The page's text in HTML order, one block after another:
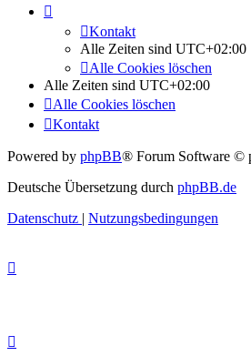
Kontakt
Alle Zeiten sind UTC+02:00
Alle Cookies löschen
Alle Zeiten sind UTC+02:00
Alle Cookies löschen
Kontakt
Powered by phpBB® Forum Software ©
Deutsche Übersetzung durch phpBB.de
Datenschutz | Nutzungsbedingungen